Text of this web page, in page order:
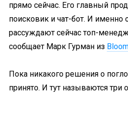
прямо сейчас. Его главный
поисковик и чат-бот. И именно
рассуждают сейчас топ-
сообщает Марк Гурман из
Пока никакого решения о
принято. И тут называются